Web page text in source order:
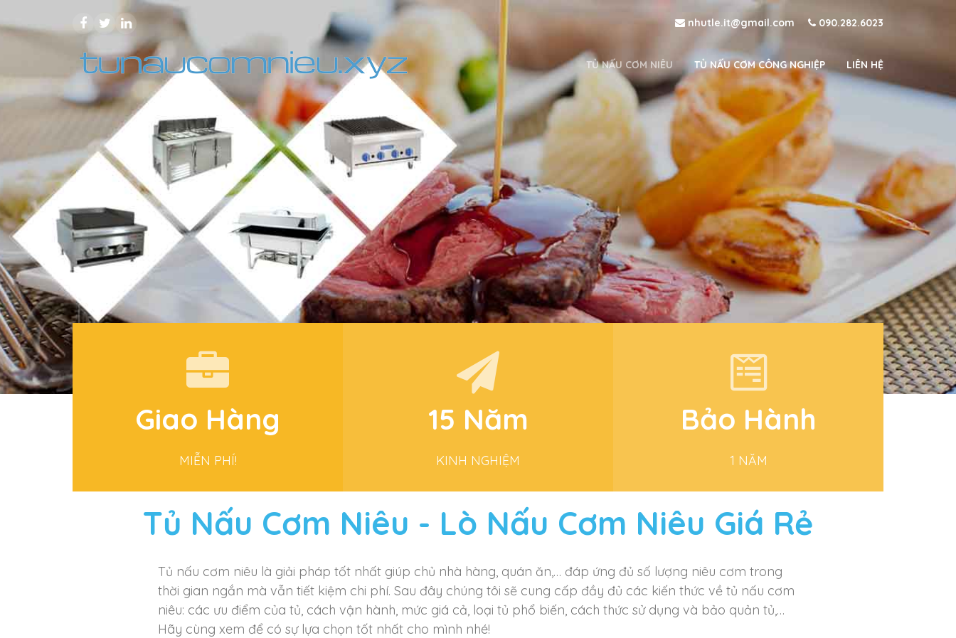
nhutle.it@gmail.com 090.282.6023
TỦ NẤU CƠM NIÊU TỦ NẤU CƠM CÔNG NGHIỆP LIÊN HỆ
Giao Hàng
MIỄN PHÍ!
Trong nội ô TP.HCM!
15 Năm
KINH NGHIỆM
Trong lĩnh vực sản xuất tủ nấu cơm niêu
Bảo Hành
1 NĂM
Hỗ trợ kỹ thuật trọn đời!
Tủ Nấu Cơm Niêu - Lò Nấu Cơm Niêu Giá Rẻ
Tủ nấu cơm niêu là giải pháp tốt nhất giúp chủ nhà hàng, quán ăn,… đáp ứng đủ số lượng niêu cơm trong
thời gian ngắn mà vẫn tiết kiệm chi phí. Sau đây chúng tôi sẽ cung cấp đầy đủ các kiến thức về tủ nấu cơm
niêu: các ưu điểm của tủ, cách vận hành, mức giá cả, loại tủ phổ biến, cách thức sử dụng và bảo quản tủ,…
Hãy cùng xem để có sự lựa chọn tốt nhất cho mình nhé!